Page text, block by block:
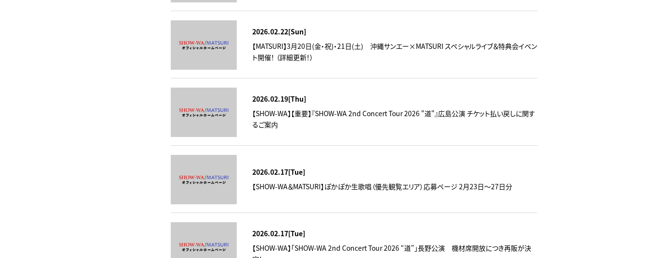
2026.02.22[Sun]
【MATSURI】3月20日(金・祝)・21日(土) 沖縄サンエー×MATSURI スペシャルライブ＆特典会イベン
ト開催！ （詳細更新！）
2026.02.19[Thu]
【SHOW-WA】【重要】『SHOW-WA 2nd Concert Tour 2026 "道"』広島公演 チケット払い戻しに関す
るご案内
2026.02.17[Tue]
【SHOW-WA＆MATSURI】ぽかぽか生歌唱（優先観覧エリア）応募ページ 2月23日～27日分
2026.02.17[Tue]
【SHOW-WA】「SHOW-WA 2nd Concert Tour 2026 “道”」長野公演 機材席開放につき再販が決